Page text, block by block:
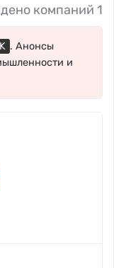
компаний 1
. Анонсы
и